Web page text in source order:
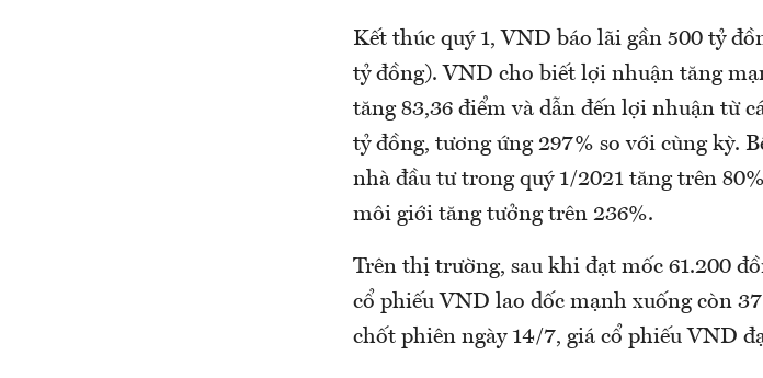
Kết thúc quý 1, VND báo lãi gần 500 tỷ
tỷ đồng). VND cho biết lợi nhuận tăng
tăng 83,36 điểm và dẫn đến lợi nhuận từ
tỷ đồng, tương ứng 297% so với cùng kỳ.
nhà đầu tư trong quý 1/2021 tăng trên
môi giới tăng tưởng trên 236%.
Trên thị trường, sau khi đạt mốc 61.200
cổ phiếu VND lao dốc mạnh xuống còn
chốt phiên ngày 14/7, giá cổ phiếu VND